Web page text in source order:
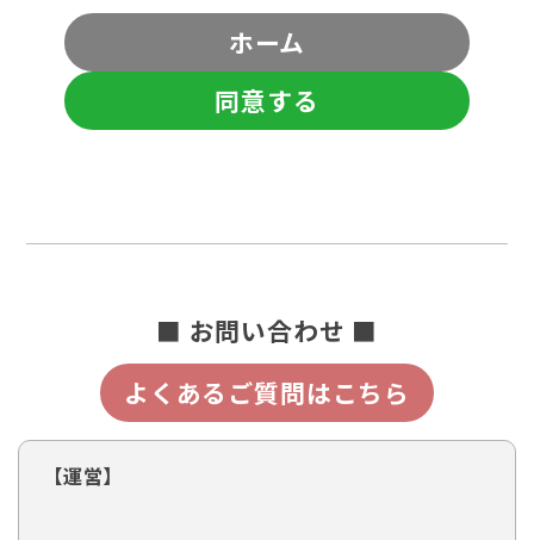
ホーム
同意する
■ お問い合わせ ■
よくあるご質問はこちら
【運営】